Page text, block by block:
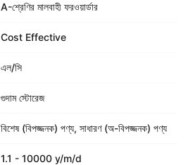
A-শ্রেণির মালবাহী ফরওয়ার্ডার
Cost Effective
এল/সি
গুদাম স্টোরেজ
বিশেষ (বিপজ্জনক) পণ্য, সাধারণ (অ-বিপজ্জনক) পণ্য
1.1 - 10000 y/m/d